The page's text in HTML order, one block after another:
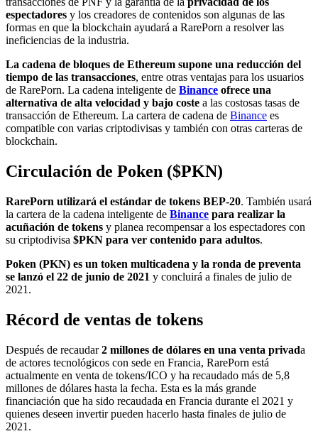
espectadores y los creadores de contenidos son algunas de las
formas en que la blockchain ayudará a RarePorn a resolver las
ineficiencias de la industria.
La cadena de bloques de Ethereum supone una reducción del
tiempo de las transacciones, entre otras ventajas para los usuarios
de RarePorn. La cadena inteligente de Binance ofrece una
alternativa de alta velocidad y bajo coste a las costosas tasas de
transacción de Ethereum. La cartera de cadena de Binance es
compatible con varias criptodivisas y también con otras carteras de
blockchain.
Circulación de Poken ($PKN)
RarePorn utilizará el estándar de tokens BEP-20. También usará
la cartera de la cadena inteligente de Binance para realizar la
acuñación de tokens y planea recompensar a los espectadores con
su criptodivisa $PKN para ver contenido para adultos.
Poken (PKN) es un token multicadena y la ronda de preventa
se lanzó el 22 de junio de 2021 y concluirá a finales de julio de
2021.
Récord de ventas de tokens
Después de recaudar2 millones de dólares en una venta privada
de actores tecnológicos con sede en Francia, RarePorn está
actualmente en venta de tokens/ICO y ha recaudado más de 5,8
millones de dólares hasta la fecha. Esta es la más grande
financiación que ha sido recaudada en Francia durante el 2021 y
quienes deseen invertir pueden hacerlo hasta finales de julio de
2021.